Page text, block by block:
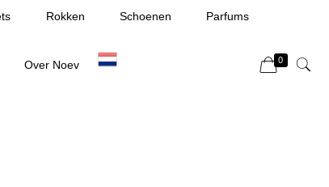
Rokken Schoenen Parfums
Over Noev 0